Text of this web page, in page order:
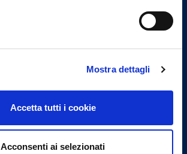
Mostra dettagli
Accetta tutti i cookie
Acconsenti ai selezionati